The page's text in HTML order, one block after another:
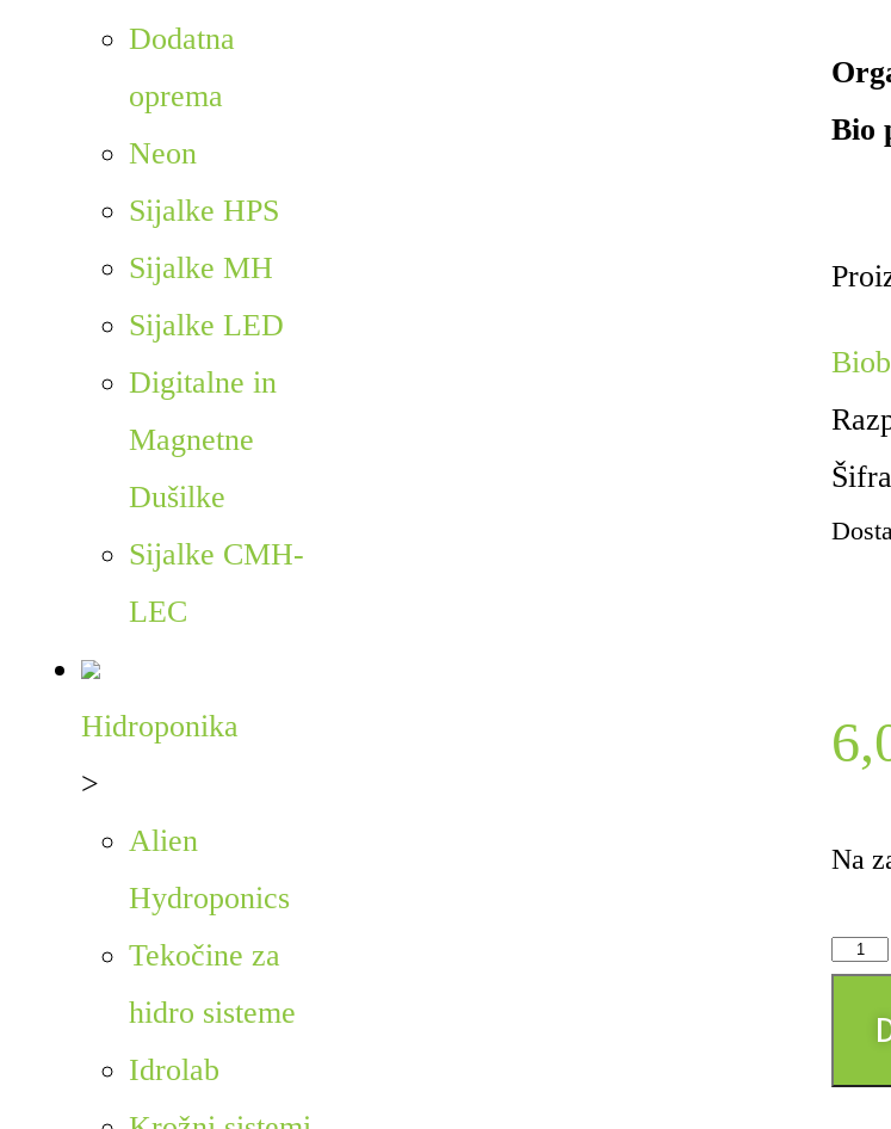
Dodatna
oprema
Neon
Sijalke HPS
Sijalke MH
Sijalke LED
Digitalne in
Magnetne
Dušilke
Sijalke CMH-
LEC
Hidroponika
>
Alien
Hydroponics
Tekočine za
hidro sisteme
Idrolab
Bio
Na